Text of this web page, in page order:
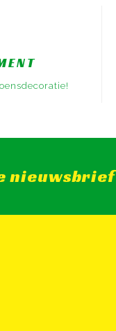
nieuwsbrief